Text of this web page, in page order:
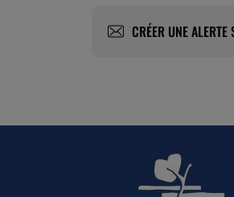
CRÉER UNE ALERTE